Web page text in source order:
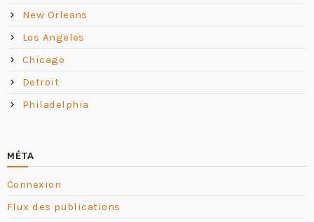
New Orleans
Los Angeles
Chicago
Detroit
Philadelphia
MÉTA
Connexion
Flux des publications